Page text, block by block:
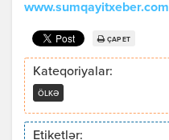
www.sumqayitxeber.com
ÇAP ET
Kateqoriyalar:
ÖLKƏ
Etiketlər: